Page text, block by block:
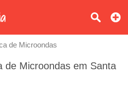
de Microondas
de Microondas em Santa